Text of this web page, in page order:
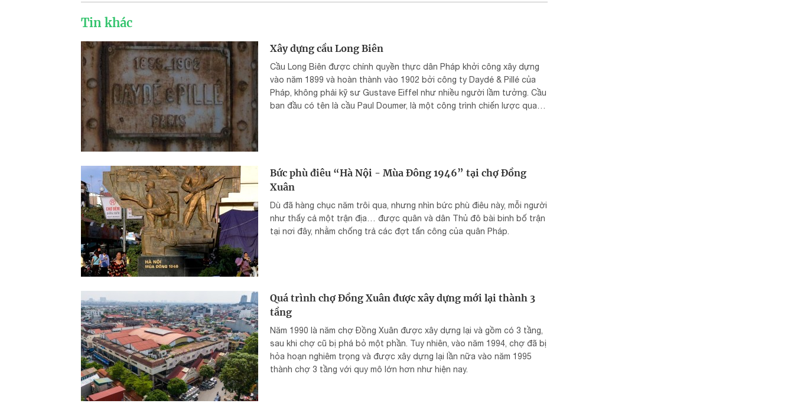
Tin khác
Xây dựng cầu Long Biên
Cầu Long Biên được chính quyền thực dân Pháp khởi công xây dựng
vào năm 1899 và hoàn thành vào 1902 bởi công ty Daydé & Pillé của
Pháp, không phải kỹ sư Gustave Eiffel như nhiều người lầm tưởng. Cầu
ban đầu có tên là cầu Paul Doumer, là một công trình chiến lược quan
Bức phù điêu “Hà Nội - Mùa Đông 1946” tại chợ Đồng
Xuân
Dù đã hàng chục năm trôi qua, nhưng nhìn bức phù điêu này, mỗi người
như thấy cả một trận địa… được quân và dân Thủ đô bài binh bố trận
tại nơi đây, nhằm chống trả các đợt tấn công của quân Pháp.
Quá trình chợ Đồng Xuân được xây dựng mới lại thành 3
tầng
Năm 1990 là năm chợ Đồng Xuân được xây dựng lại và gồm có 3 tầng,
sau khi chợ cũ bị phá bỏ một phần. Tuy nhiên, vào năm 1994, chợ đã bị
hỏa hoạn nghiêm trọng và được xây dựng lại lần nữa vào năm 1995
thành chợ 3 tầng với quy mô lớn hơn như hiện nay.